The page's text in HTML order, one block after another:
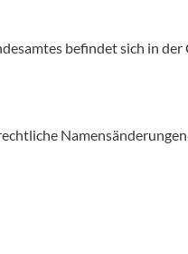
befindet sich in